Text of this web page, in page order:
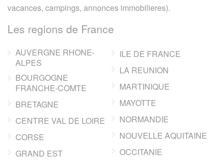
vacances, campings, annonces immobilieres).
Les regions de France
AUVERGNE RHONE-
ALPES
BOURGOGNE
FRANCHE-COMTE
BRETAGNE
CENTRE VAL DE LOIRE
CORSE
GRAND EST
ILE DE FRANCE
LA REUNION
MARTINIQUE
MAYOTTE
NORMANDIE
NOUVELLE AQUITAINE
OCCITANIE